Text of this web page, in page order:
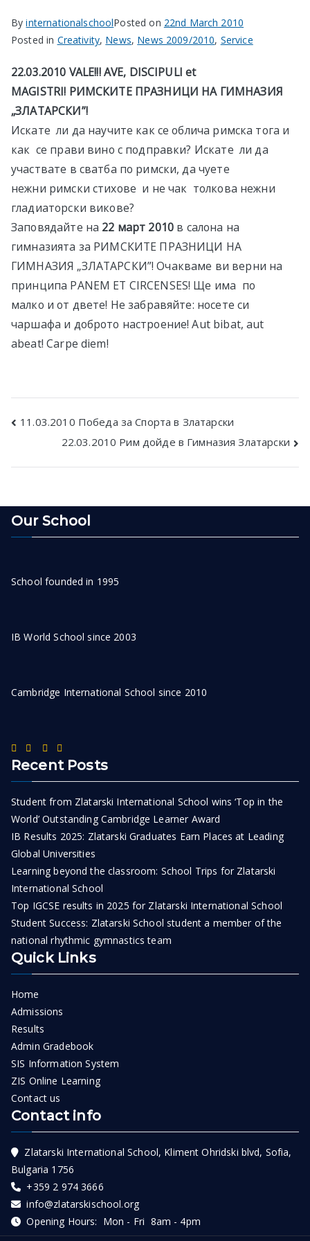
ByinternationalschoolPosted on 22nd March 2010
Posted in Creativity, News, News 2009/2010, Service
22.03.2010 VALE!!! AVE, DISCIPULI et
MAGISTRI! РИМСКИТЕ ПРАЗНИЦИ НА ГИМНАЗИЯ
„ЗЛАТАРСКИ”!
Искате ли да научите как се облича римска тога и
как се прави вино с подправки? Искате ли да
участвате в сватба по римски, да чуете
нежни римски стихове и не чак толкова нежни
гладиаторски викове?
Заповядайте на 22 март 2010 в салона на
гимназията за РИМСКИТЕ ПРАЗНИЦИ НА
ГИМНАЗИЯ „ЗЛАТАРСКИ”! Очакваме ви верни на
принципа PANEM ET CIRCENSES! Ще има по
малко и от двете! Не забравяйте: носете си
чаршафа и доброто настроение! Aut bibat, aut
abeat! Carpe diem!
Post
navigation
11.03.2010 Победа за Спорта в Златарски
22.03.2010 Рим дойде в Гимназия Златарски
Our School
School founded in 1995
IB World School since 2003
Cambridge International School since 2010
Recent Posts
Student from Zlatarski International School wins ‘Top in the
World’ Outstanding Cambridge Learner Award
IB Results 2025: Zlatarski Graduates Earn Places at Leading
Global Universities
Learning beyond the classroom: School Trips for Zlatarski
International School
Top IGCSE results in 2025 for Zlatarski International School
Student Success: Zlatarski School student a member of the
national rhythmic gymnastics team
Quick Links
Home
Admissions
Results
Admin Gradebook
SIS Information System
ZIS Online Learning
Contact us
Contact info
Zlatarski International School, Kliment Ohridski blvd, Sofia,
Bulgaria 1756
+359 2 974 3666
info@zlatarskischool.org
Opening Hours: Mon - Fri 8am - 4pm